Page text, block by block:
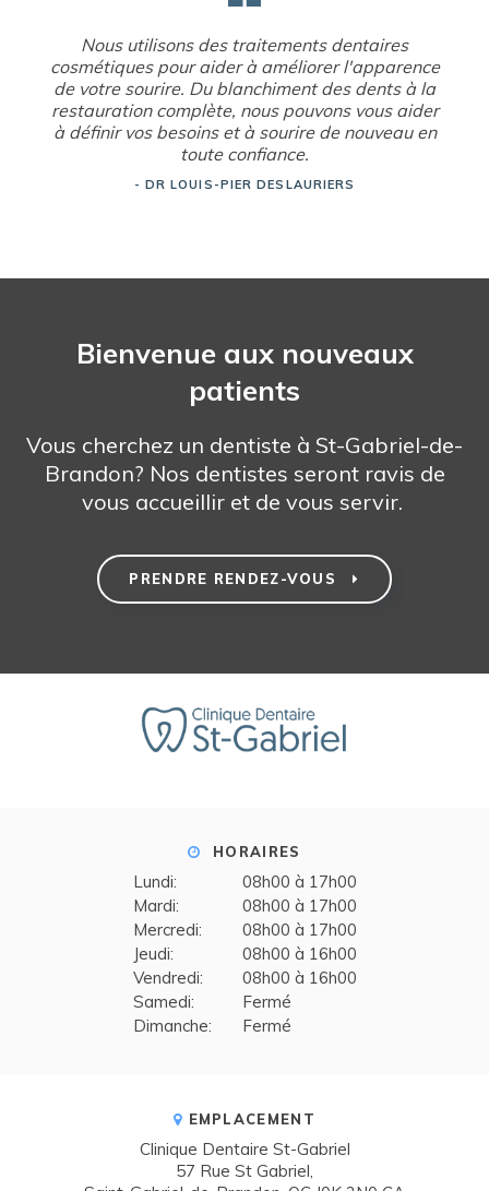
Nous utilisons des traitements dentaires
cosmétiques pour aider à améliorer l'apparence
de votre sourire. Du blanchiment des dents à la
restauration complète, nous pouvons vous aider
à définir vos besoins et à sourire de nouveau en
toute confiance.
- DR LOUIS-PIER DESLAURIERS
Bienvenue aux nouveaux
patients
Vous cherchez un dentiste à St-Gabriel-de-
Brandon? Nos dentistes seront ravis de
vous accueillir et de vous servir.
PRENDRE RENDEZ-VOUS
HORAIRES
Lundi:
08h00 à 17h00
Mardi:
08h00 à 17h00
Mercredi:
08h00 à 17h00
Jeudi:
08h00 à 16h00
Vendredi:
08h00 à 16h00
Samedi:
Fermé
Dimanche:
Fermé
EMPLACEMENT
Clinique Dentaire St-Gabriel
57 Rue St Gabriel